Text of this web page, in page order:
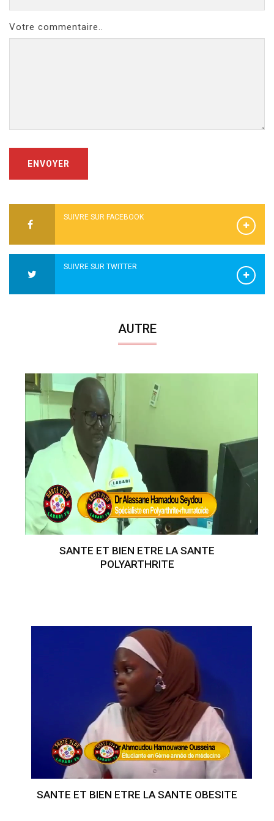
Votre commentaire..
ENVOYER
SUIVRE SUR FACEBOOK
SUIVRE SUR TWITTER
AUTRE
SANTE ET BIEN ETRE LA SANTE
POLYARTHRITE
SANTE ET BIEN ETRE LA SANTE OBESITE